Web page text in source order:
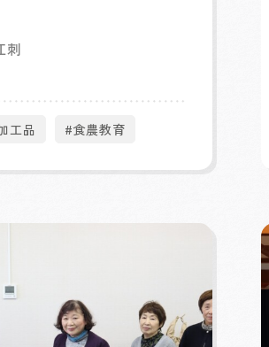
刺
工品 #食農教育